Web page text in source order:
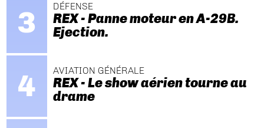
DÉFENSE
REX - Panne moteur en A-29B.
Ejection.
AVIATION GÉNÉRALE
REX - Le show aérien tourne au
drame